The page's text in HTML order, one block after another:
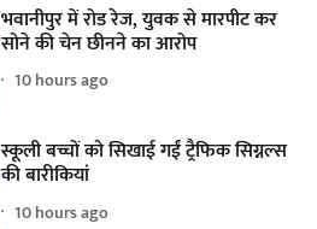
भवानीपुर में रोड रेज, युवक से मारपीट कर
सोने की चेन छीनने का आरोप
10 hours ago
स्कूली बच्चों को सिखाई गईं ट्रैफिक सिग्नल्स
की बारीकियां
10 hours ago